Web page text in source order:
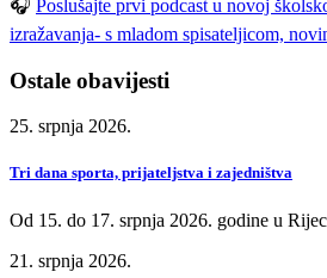
🎧 Poslušajte prvi podcast u novoj
izražavanja- s mladom spisateljicom,
Ostale obavijesti
25. srpnja 2026.
Tri dana sporta, prijateljstva i zajedništva
Od 15. do 17. srpnja 2026. godine u
21. srpnja 2026.